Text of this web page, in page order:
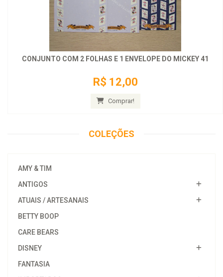
CONJUNTO COM 2 FOLHAS E 1 ENVELOPE DO MICKEY 41
R$ 12,00
Comprar!
COLEÇÕES
AMY & TIM
ANTIGOS
ATUAIS / ARTESANAIS
BETTY BOOP
CARE BEARS
DISNEY
FANTASIA